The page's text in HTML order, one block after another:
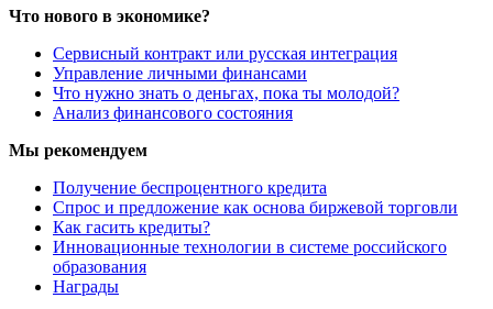
Что нового в экономике?
Сервисный контракт или русская интеграция
Управление личными финансами
Что нужно знать о деньгах, пока ты молодой?
Анализ финансового состояния
Мы рекомендуем
Получение беспроцентного кредита
Спрос и предложение как основа биржевой торговли
Как гасить кредиты?
Инновационные технологии в системе российского
образования
Награды